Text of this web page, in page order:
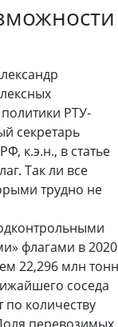
РТУ-
секретарь
к.э.н., в статье
Так ли все
трудно не
флагами в 2020
22,296 млн
соседа
по количеству